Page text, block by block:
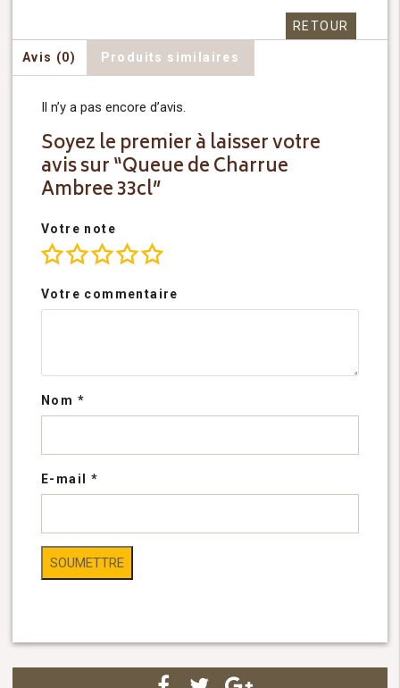
RETOUR
Avis (0) Produits similaires
Il n’y a pas encore d’avis.
Soyez le premier à laisser votre
avis sur “Queue de Charrue
Ambree 33cl”
Votre note
Votre commentaire
Nom *
E-mail *